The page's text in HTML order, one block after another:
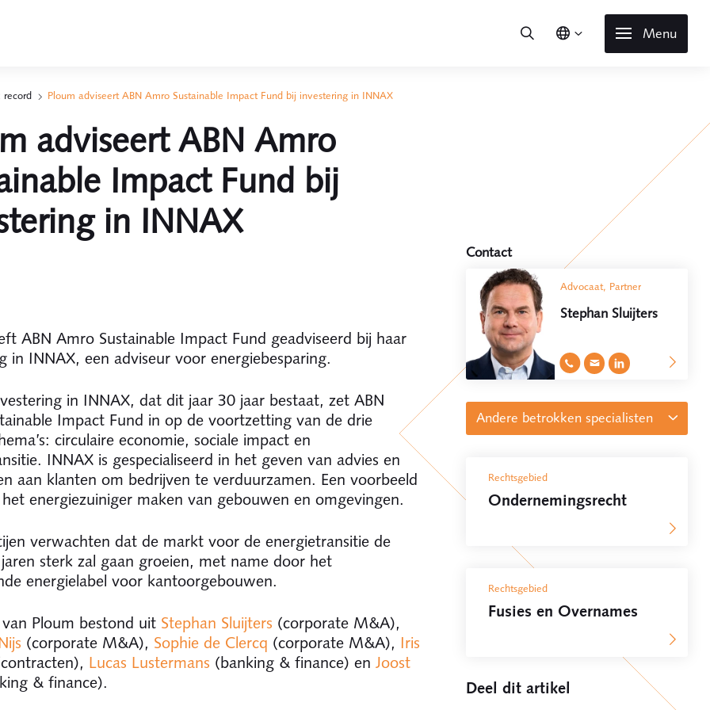
Menu
record Ploum adviseert ABN Amro Sustainable Impact Fund bij investering in INNAX
adviseert ABN Amro
Impact Fund bij
in INNAX
ABN Amro Sustainable Impact Fund geadviseerd bij haar
in INNAX, een adviseur voor energiebesparing.
in INNAX, dat dit jaar 30 jaar bestaat, zet ABN
Impact Fund in op de voortzetting van de drie
circulaire economie, sociale impact en
INNAX is gespecialiseerd in het geven van advies en
aan klanten om bedrijven te verduurzamen. Een voorbeeld
energiezuiniger maken van gebouwen en omgevingen.
verwachten dat de markt voor de energietransitie de
sterk zal gaan groeien, met name door het
energielabel voor kantoorgebouwen.
Ploum bestond uit Stephan Sluijters (corporate M&A),
(corporate M&A), Sophie de Clercq (corporate M&A), Iris
Lucas Lustermans (banking & finance) en Joost
& finance).
Contact
Advocaat, Partner
Stephan Sluijters
Andere betrokken specialisten
Advocaat
Sophie de Clercq
Rechtsgebied
Ondernemingsrecht
Rechtsgebied
Fusies en Overnames
Deel dit artikel